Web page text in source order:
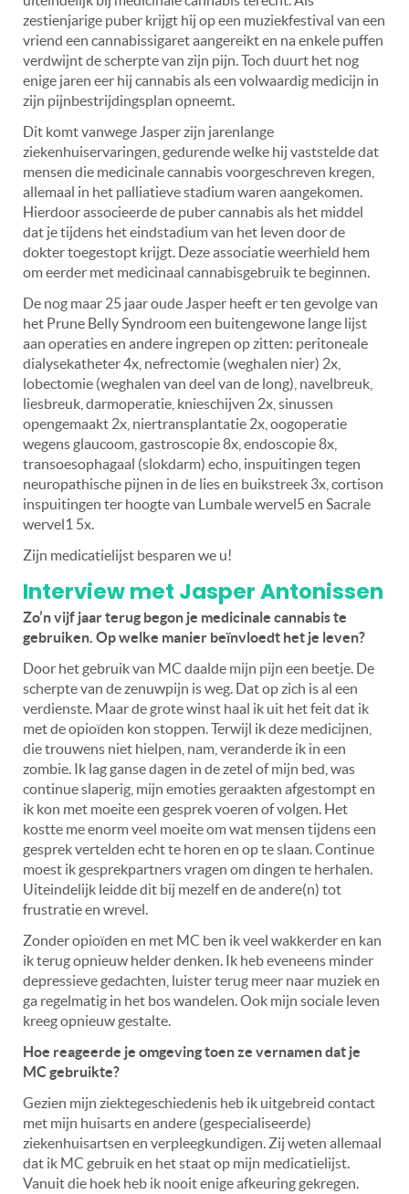
zestienjarige puber krijgt hij op een muziekfestival van een
vriend een cannabissigaret aangereikt en na enkele puffen
verdwijnt de scherpte van zijn pijn. Toch duurt het nog
enige jaren eer hij cannabis als een volwaardig medicijn in
zijn pijnbestrijdingsplan opneemt.
Dit komt vanwege Jasper zijn jarenlange
ziekenhuiservaringen, gedurende welke hij vaststelde dat
mensen die medicinale cannabis voorgeschreven kregen,
allemaal in het palliatieve stadium waren aangekomen.
Hierdoor associeerde de puber cannabis als het middel
dat je tijdens het eindstadium van het leven door de
dokter toegestopt krijgt. Deze associatie weerhield hem
om eerder met medicinaal cannabisgebruik te beginnen.
De nog maar 25 jaar oude Jasper heeft er ten gevolge van
het Prune Belly Syndroom een buitengewone lange lijst
aan operaties en andere ingrepen op zitten: peritoneale
dialysekatheter 4x, nefrectomie (weghalen nier) 2x,
lobectomie (weghalen van deel van de long), navelbreuk,
liesbreuk, darmoperatie, knieschijven 2x, sinussen
opengemaakt 2x, niertransplantatie 2x, oogoperatie
wegens glaucoom, gastroscopie 8x, endoscopie 8x,
transoesophagaal (slokdarm) echo, inspuitingen tegen
neuropathische pijnen in de lies en buikstreek 3x, cortison
inspuitingen ter hoogte van Lumbale wervel5 en Sacrale
wervel1 5x.
Zijn medicatielijst besparen we u!
Interview met Jasper Antonissen
Zo’n vijf jaar terug begon je medicinale cannabis te
gebruiken. Op welke manier beïnvloedt het je leven?
Door het gebruik van MC daalde mijn pijn een beetje. De
scherpte van de zenuwpijn is weg. Dat op zich is al een
verdienste. Maar de grote winst haal ik uit het feit dat ik
met de opioïden kon stoppen. Terwijl ik deze medicijnen,
die trouwens niet hielpen, nam, veranderde ik in een
zombie. Ik lag ganse dagen in de zetel of mijn bed, was
continue slaperig, mijn emoties geraakten afgestompt en
ik kon met moeite een gesprek voeren of volgen. Het
kostte me enorm veel moeite om wat mensen tijdens een
gesprek vertelden echt te horen en op te slaan. Continue
moest ik gesprekpartners vragen om dingen te herhalen.
Uiteindelijk leidde dit bij mezelf en de andere(n) tot
frustratie en wrevel.
Zonder opioïden en met MC ben ik veel wakkerder en kan
ik terug opnieuw helder denken. Ik heb eveneens minder
depressieve gedachten, luister terug meer naar muziek en
ga regelmatig in het bos wandelen. Ook mijn sociale leven
kreeg opnieuw gestalte.
Hoe reageerde je omgeving toen ze vernamen dat je
MC gebruikte?
Gezien mijn ziektegeschiedenis heb ik uitgebreid contact
met mijn huisarts en andere (gespecialiseerde)
ziekenhuisartsen en verpleegkundigen. Zij weten allemaal
dat ik MC gebruik en het staat op mijn medicatielijst.
Vanuit die hoek heb ik nooit enige afkeuring gekregen.